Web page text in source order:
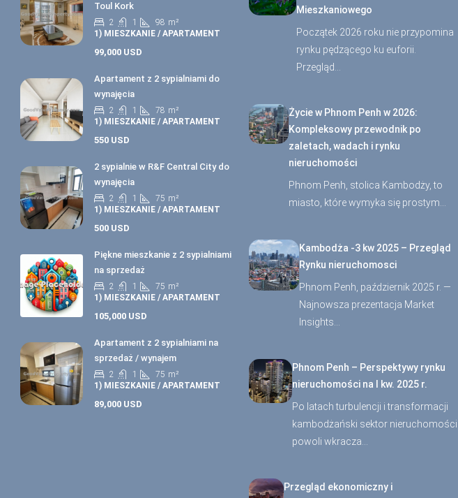
Toul Kork
2 1 98 m²
1) MIESZKANIE / APARTAMENT
99,000 USD
Apartament z 2 sypialniami do
wynajęcia
2 1 78 m²
1) MIESZKANIE / APARTAMENT
550 USD
2 sypialnie w R&F Central City do
wynajęcia
2 1 75 m²
1) MIESZKANIE / APARTAMENT
500 USD
Piękne mieszkanie z 2 sypialniami
na sprzedaż
2 1 75 m²
1) MIESZKANIE / APARTAMENT
105,000 USD
Apartament z 2 sypialniami na
sprzedaż / wynajem
2 1 75 m²
1) MIESZKANIE / APARTAMENT
89,000 USD
Mieszkaniowego
Początek 2026 roku nie przypomina
rynku pędzącego ku euforii.
Przegląd…
Życie w Phnom Penh w 2026:
Kompleksowy przewodnik po
zaletach, wadach i rynku
nieruchomości
Phnom Penh, stolica Kambodży, to
miasto, które wymyka się prostym…
Kambodża -3 kw 2025 – Przegląd
Rynku nieruchomosci
Phnom Penh, październik 2025 r. —
Najnowsza prezentacja Market
Insights…
Phnom Penh – Perspektywy rynku
nieruchomości na I kw. 2025 r.
Po latach turbulencji i transformacji
kambodżański sektor nieruchomości
powoli wkracza…
Przegląd ekonomiczny i